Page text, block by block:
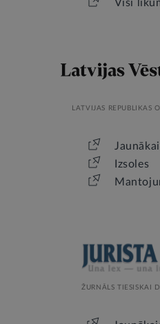
Visi
LATVIJAS REPUBLIKAS
Izsoles
ŽURNĀLS TIESISKAI